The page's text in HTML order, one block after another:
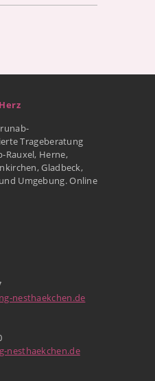
Trageberatung
Rauxel, Herne,
Gladbeck,
Umgebung. Online
nesthaekchen.de
nesthaekchen.de